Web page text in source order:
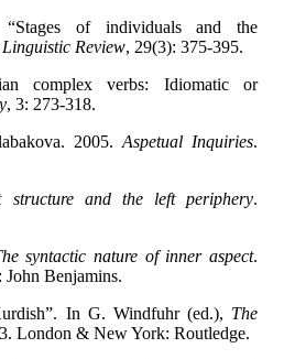
of individuals and the
Linguistic Review, 29(3): 375-395.
complex verbs: Idiomatic or
, 3: 273-318.
2005. Aspetual Inquiries.
structure and the left periphery.
syntactic nature of inner aspect.
Benjamins.
In G. Windfuhr (ed.), The
London & New York: Routledge.